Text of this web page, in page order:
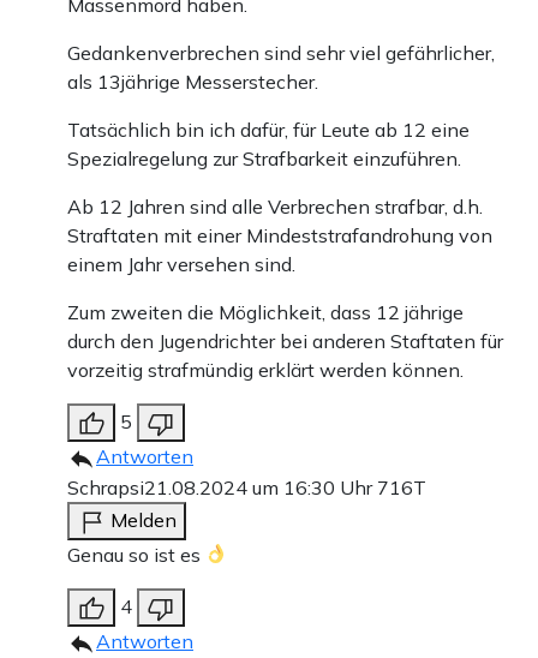
Gedankenverbrechen sind sehr viel gefährlicher,
als 13jährige Messerstecher.
Tatsächlich bin ich dafür, für Leute ab 12 eine
Spezialregelung zur Strafbarkeit einzuführen.
Ab 12 Jahren sind alle Verbrechen strafbar, d.h.
Straftaten mit einer Mindeststrafandrohung von
einem Jahr versehen sind.
Zum zweiten die Möglichkeit, dass 12 jährige
durch den Jugendrichter bei anderen Staftaten für
vorzeitig strafmündig erklärt werden können.
5
Antworten
Schrapsi21.08.2024 um 16:30 Uhr 716T
Melden
Genau so ist es
4
Antworten